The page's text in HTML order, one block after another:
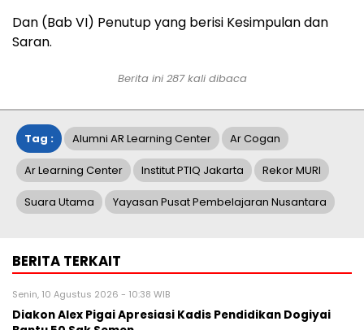
Dan (Bab VI) Penutup yang berisi Kesimpulan dan
Saran.
Berita ini 287kali dibaca
Tag : Alumni AR Learning Center Ar Cogan
Ar Learning Center Institut PTIQ Jakarta Rekor MURI
Suara Utama Yayasan Pusat Pembelajaran Nusantara
BERITA TERKAIT
Senin, 10 Agustus 2026 - 10:38 WIB
Diakon Alex Pigai Apresiasi Kadis Pendidikan Dogiyai